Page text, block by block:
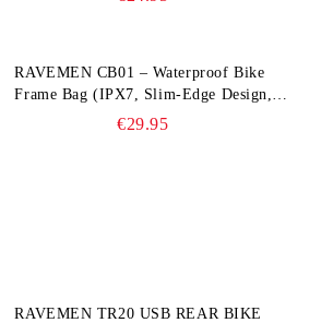
RAVEMEN CB01 – Waterproof Bike
Frame Bag (IPX7, Slim‑Edge Design,
225×65×90 mm)€29.95
RAVEMEN TR20 USB REAR BIKE